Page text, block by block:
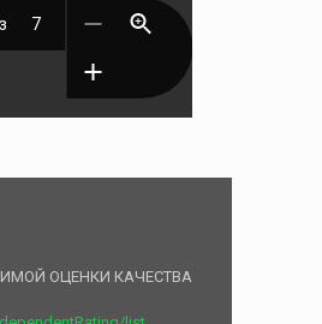
ОЦЕНКИ КАЧЕСТВА